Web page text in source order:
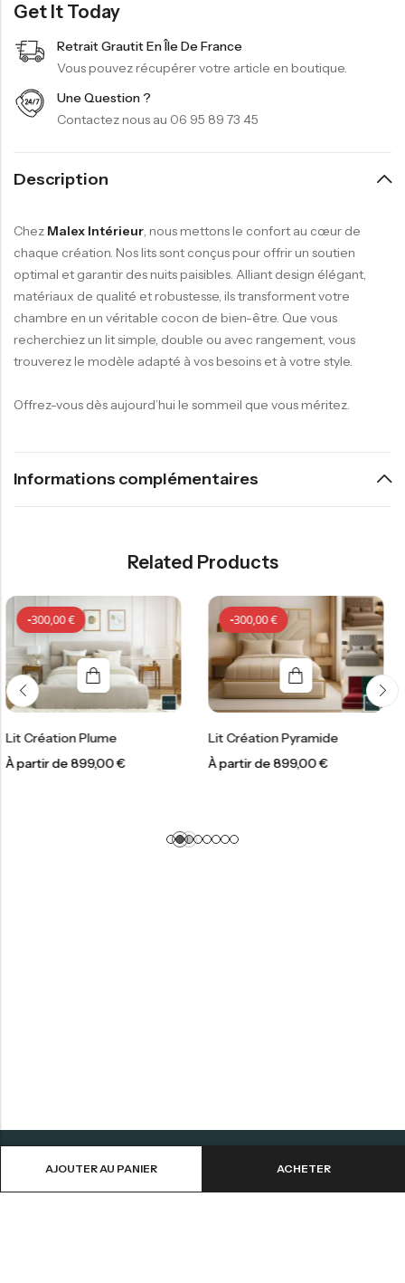
AJOUTER AU PANIER ACHETER
Get It Today
Retrait Grautit En Île De France
Vous pouvez récupérer votre article en boutique.
Une Question ?
Contactez nous au 06 95 89 73 45
Description
Chez Malex Intérieur, nous mettons le confort au cœur de
chaque création. Nos lits sont conçus pour offrir un soutien
optimal et garantir des nuits paisibles. Alliant design élégant,
matériaux de qualité et robustesse, ils transforment votre
chambre en un véritable cocon de bien-être. Que vous
recherchiez un lit simple, double ou avec rangement, vous
trouverez le modèle adapté à vos besoins et à votre style.
Offrez-vous dès aujourd’hui le sommeil que vous méritez.
Informations complémentaires
Related Products
Plume
899,00€
Lit Création Pyramide
899,00€
-300,00